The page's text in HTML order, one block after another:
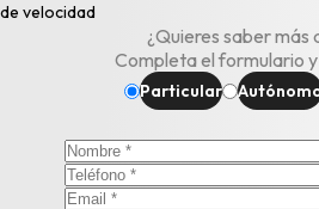
de velocidad
¿Quieres saber más
Completa el formulario
Particular